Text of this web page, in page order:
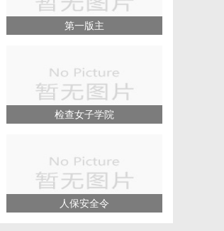
第一版主
检查女子学院
人保安全令